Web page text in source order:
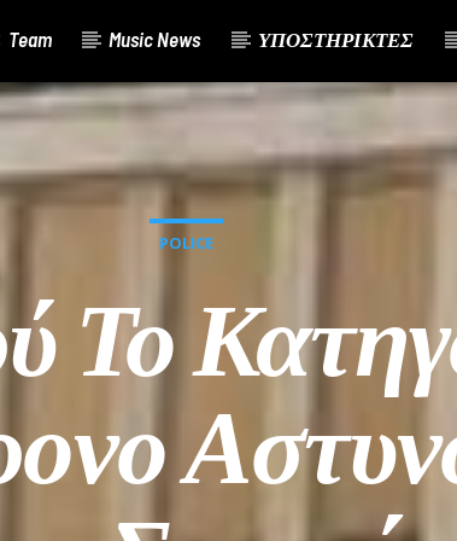
Team Music News ΥΠΟΣΤΗΡΙΚΤΕΣ
POLICE
Το